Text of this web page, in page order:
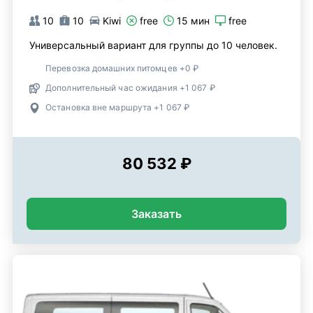
10 10 Kiwi free 15 мин free
Универсальный вариант для группы до 10 человек.
Перевозка домашних питомцев +0 ₽
Дополнительный час ожидания +1 067 ₽
Остановка вне маршрута +1 067 ₽
80 532 ₽
Заказать